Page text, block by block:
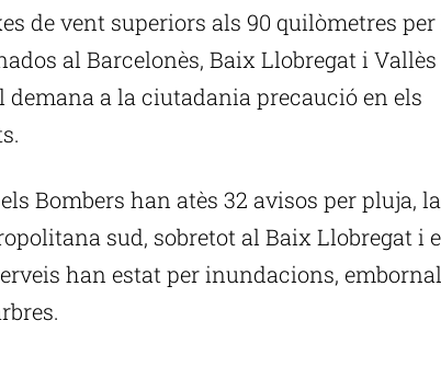
de vent superiors als 90 quilòmetres per
al Barcelonès, Baix Llobregat i
demana a la ciutadania precaució en els
Bombers han atès 32 avisos per pluja,
sud, sobretot al Baix Llobregat i
han estat per inundacions,